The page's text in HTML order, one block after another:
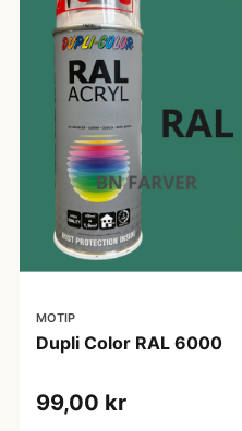
MOTIP
Dupli Color RAL 6000
99,00 kr